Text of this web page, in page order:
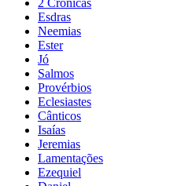
2 Crônicas
Esdras
Neemias
Ester
Jó
Salmos
Provérbios
Eclesiastes
Cânticos
Isaías
Jeremias
Lamentações
Ezequiel